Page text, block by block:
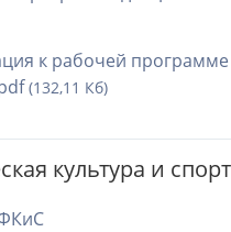
к рабочей
(132,11 Кб)
культура и спорт